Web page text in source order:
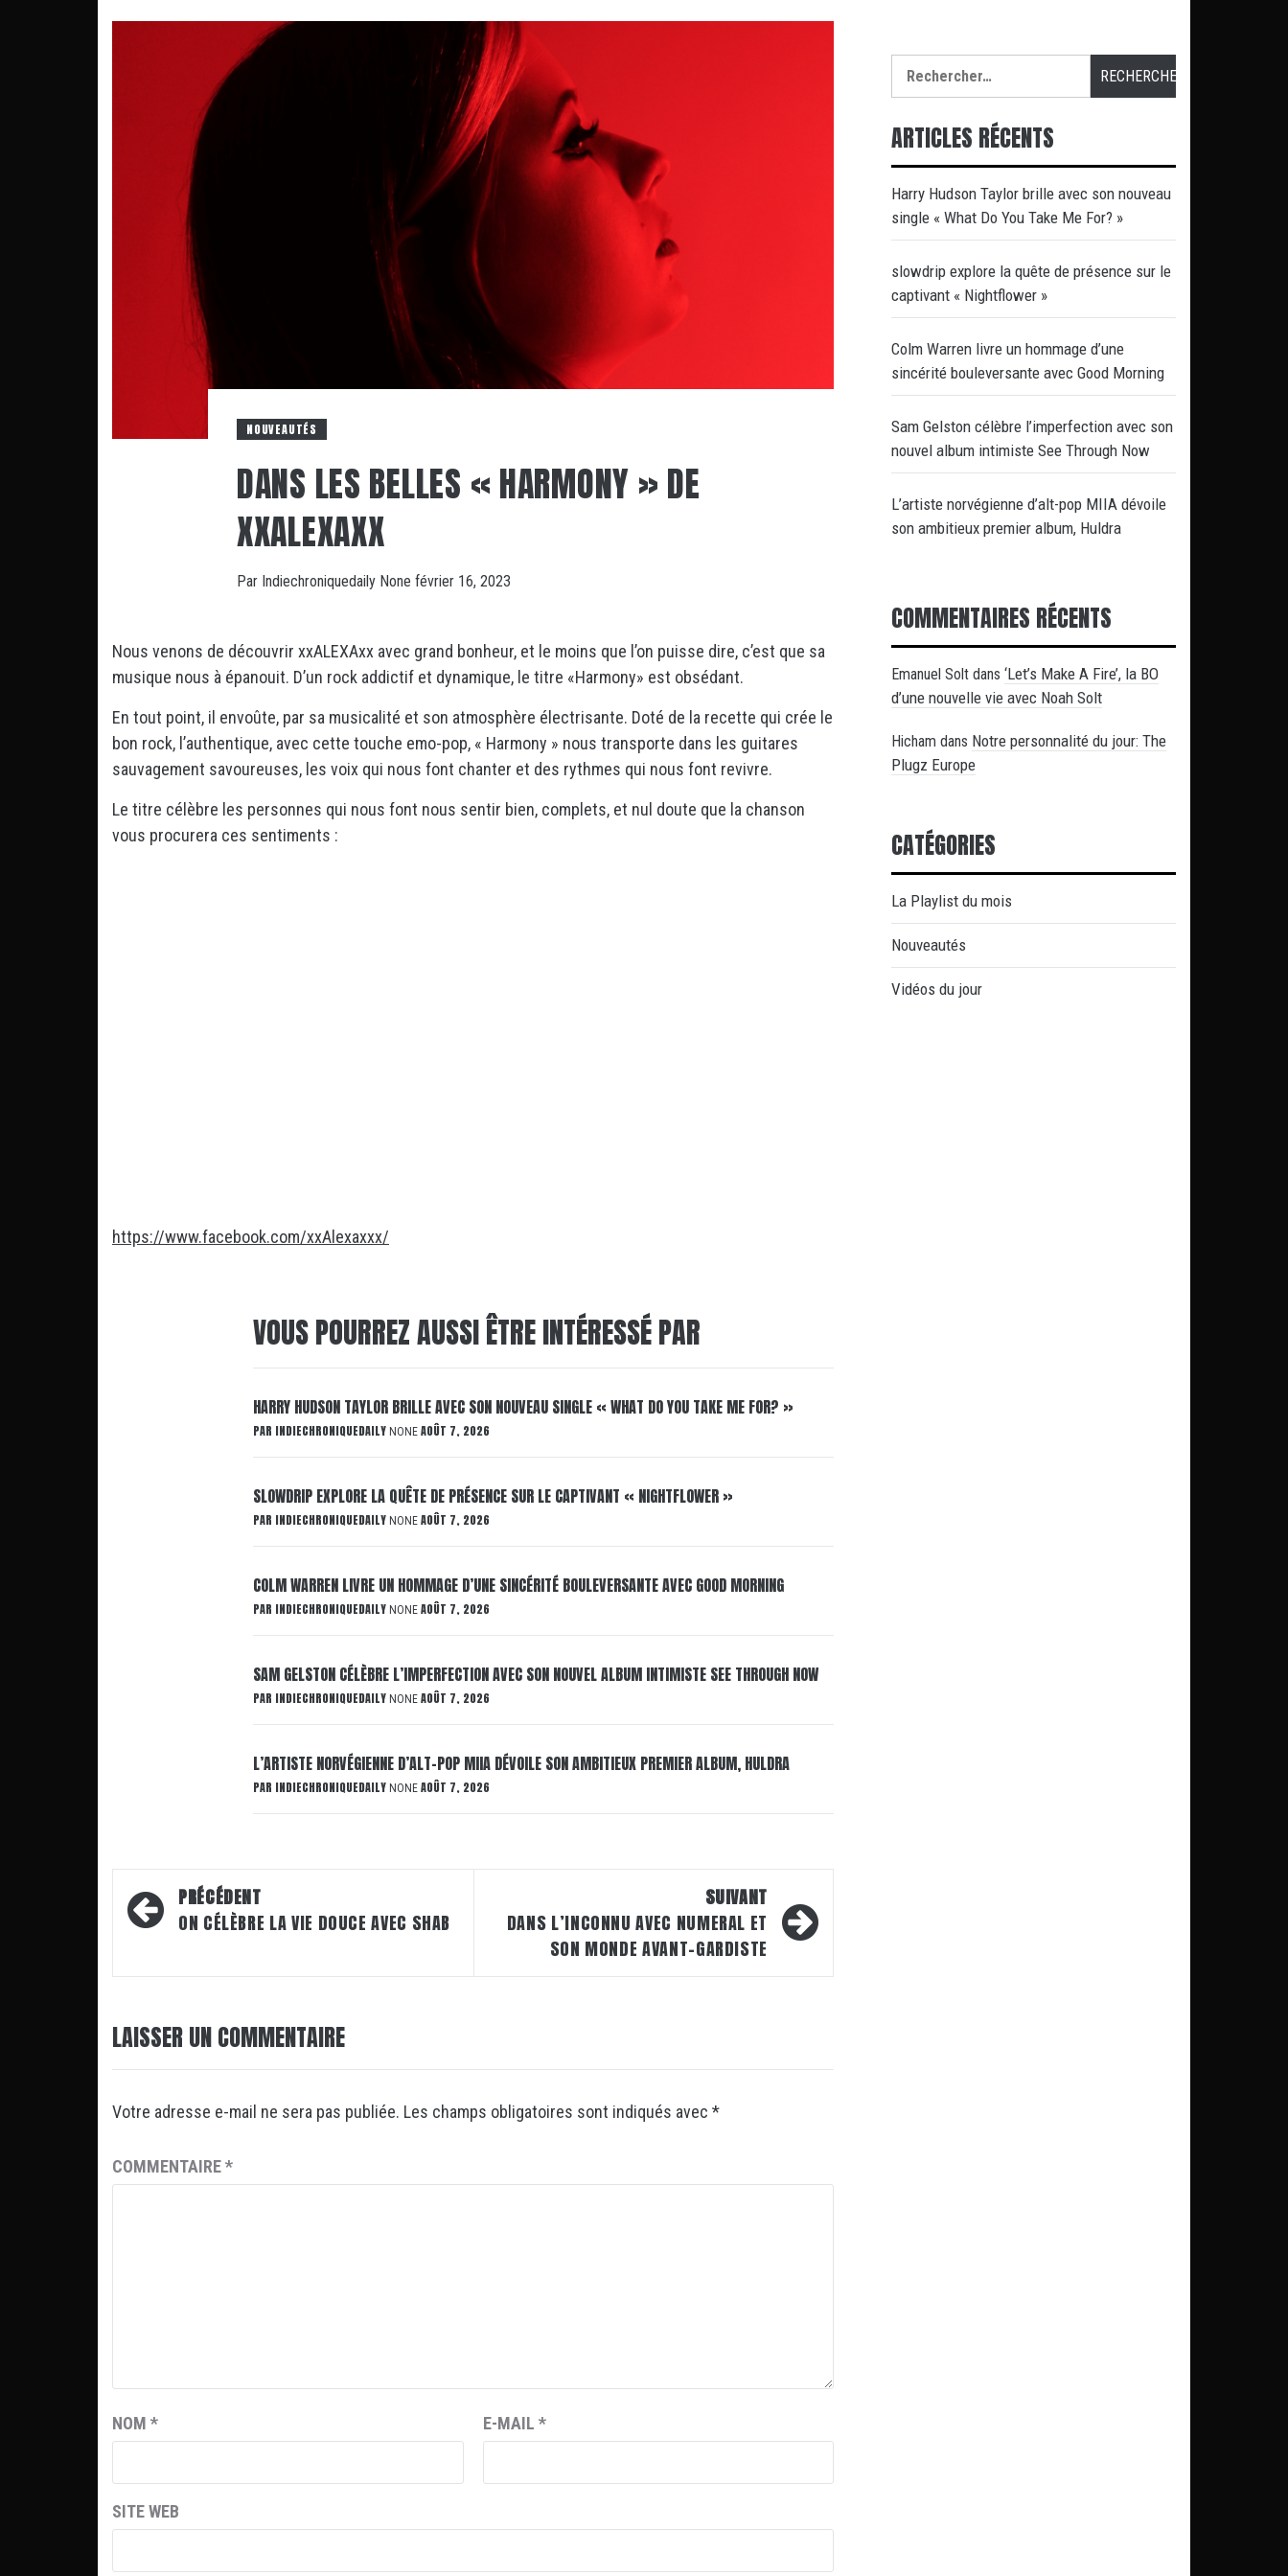
NOUVEAUTÉS
DANS LES BELLES « HARMONY » DE
XXALEXAXX
Par Indiechroniquedaily None février 16, 2023
Nous venons de découvrir xxALEXAxx avec grand bonheur, et le moins que l’on puisse dire, c’est que sa
musique nous à épanouit. D’un rock addictif et dynamique, le titre «Harmony» est obsédant.
En tout point, il envoûte, par sa musicalité et son atmosphère électrisante. Doté de la recette qui crée le
bon rock, l’authentique, avec cette touche emo-pop, « Harmony » nous transporte dans les guitares
sauvagement savoureuses, les voix qui nous font chanter et des rythmes qui nous font revivre.
Le titre célèbre les personnes qui nous font nous sentir bien, complets, et nul doute que la chanson
vous procurera ces sentiments :
https://www.facebook.com/xxAlexaxxx/
VOUS POURREZ AUSSI ÊTRE INTÉRESSÉ PAR
HARRY HUDSON TAYLOR BRILLE AVEC SON NOUVEAU SINGLE « WHAT DO YOU TAKE ME FOR? »
PAR INDIECHRONIQUEDAILY NONE AOÛT 7, 2026
SLOWDRIP EXPLORE LA QUÊTE DE PRÉSENCE SUR LE CAPTIVANT « NIGHTFLOWER »
PAR INDIECHRONIQUEDAILY NONE AOÛT 7, 2026
COLM WARREN LIVRE UN HOMMAGE D’UNE SINCÉRITÉ BOULEVERSANTE AVEC GOOD MORNING
PAR INDIECHRONIQUEDAILY NONE AOÛT 7, 2026
SAM GELSTON CÉLÈBRE L’IMPERFECTION AVEC SON NOUVEL ALBUM INTIMISTE SEE THROUGH NOW
PAR INDIECHRONIQUEDAILY NONE AOÛT 7, 2026
L’ARTISTE NORVÉGIENNE D’ALT-POP MIIA DÉVOILE SON AMBITIEUX PREMIER ALBUM, HULDRA
PAR INDIECHRONIQUEDAILY NONE AOÛT 7, 2026
Navigation
d’article
PRÉCÉDENT
ON CÉLÈBRE LA VIE DOUCE AVEC SHAB
SUIVANT
DANS L’INCONNU AVEC NUMERAL ET
SON MONDE AVANT-GARDISTE
LAISSER UN COMMENTAIRE
Votre adresse e-mail ne sera pas publiée. Les champs obligatoires sont indiqués avec *
COMMENTAIRE*
NOM * E-MAIL *
SITE WEB
ARTICLES RÉCENTS
Harry Hudson Taylor brille avec son nouveau
single « What Do You Take Me For? »
slowdrip explore la quête de présence sur le
captivant « Nightflower »
Colm Warren livre un hommage d’une
sincérité bouleversante avec Good Morning
Sam Gelston célèbre l’imperfection avec son
nouvel album intimiste See Through Now
L’artiste norvégienne d’alt-pop MIIA dévoile
son ambitieux premier album, Huldra
COMMENTAIRES RÉCENTS
Emanuel Solt dans ‘Let’s Make A Fire’, la BO
d’une nouvelle vie avec Noah Solt
Hicham dans Notre personnalité du jour: The
Plugz Europe
CATÉGORIES
La Playlist du mois
Nouveautés
Vidéos du jour